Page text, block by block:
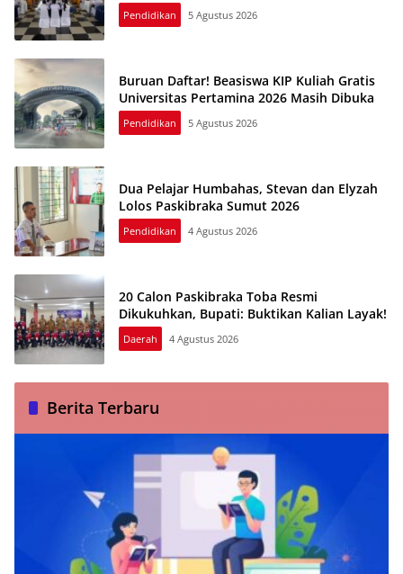
Pendidikan 5 Agustus 2026
Buruan Daftar! Beasiswa KIP Kuliah Gratis
Universitas Pertamina 2026 Masih Dibuka
Pendidikan 5 Agustus 2026
Dua Pelajar Humbahas, Stevan dan Elyzah
Lolos Paskibraka Sumut 2026
Pendidikan 4 Agustus 2026
20 Calon Paskibraka Toba Resmi
Dikukuhkan, Bupati: Buktikan Kalian Layak!
Daerah 4 Agustus 2026
Berita Terbaru